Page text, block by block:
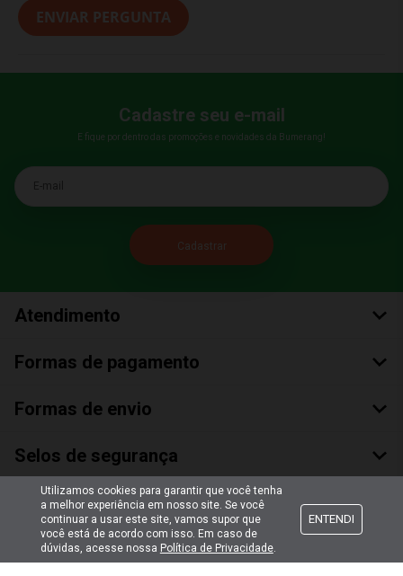
ENVIAR PERGUNTA
Cadastre seu e-mail
E fique por dentro das promoções e novidades da Bumerang!
E-mail
Atendimento
Formas de pagamento
Formas de envio
Selos de segurança
Utilizamos cookies para garantir que você tenha
a melhor experiência em nosso site. Se você
continuar a usar este site, vamos supor que
você está de acordo com isso. Em caso de
dúvidas, acesse nossa Política de Privacidade.
ENTENDI